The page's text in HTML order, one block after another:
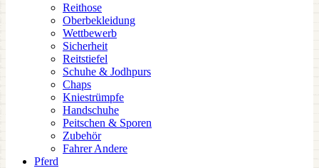
Reithose
Oberbekleidung
Wettbewerb
Sicherheit
Reitstiefel
Schuhe & Jodhpurs
Chaps
Kniestrümpfe
Handschuhe
Peitschen & Sporen
Zubehör
Fahrer Andere
Pferd